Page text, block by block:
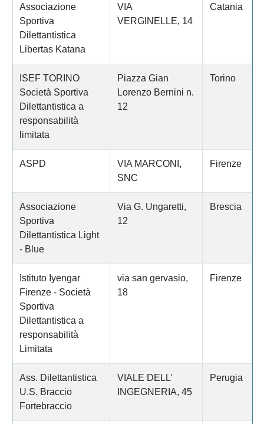
Associazione
Sportiva
Dilettantistica
Libertas Katana
VIA
VERGINELLE, 14
Catania
ISEF TORINO
Società Sportiva
Dilettantistica a
responsabilità
limitata
Piazza Gian
Lorenzo Bernini n.
12
Torino
ASPD
VIA MARCONI,
SNC
Firenze
Associazione
Sportiva
Dilettantistica Light
- Blue
Via G. Ungaretti,
12
Brescia
Istituto Iyengar
Firenze - Società
Sportiva
Dilettantistica a
responsabilità
Limitata
via san gervasio,
18
Firenze
Ass. Dilettantistica
U.S. Braccio
Fortebraccio
VIALE DELL'
INGEGNERIA, 45
Perugia